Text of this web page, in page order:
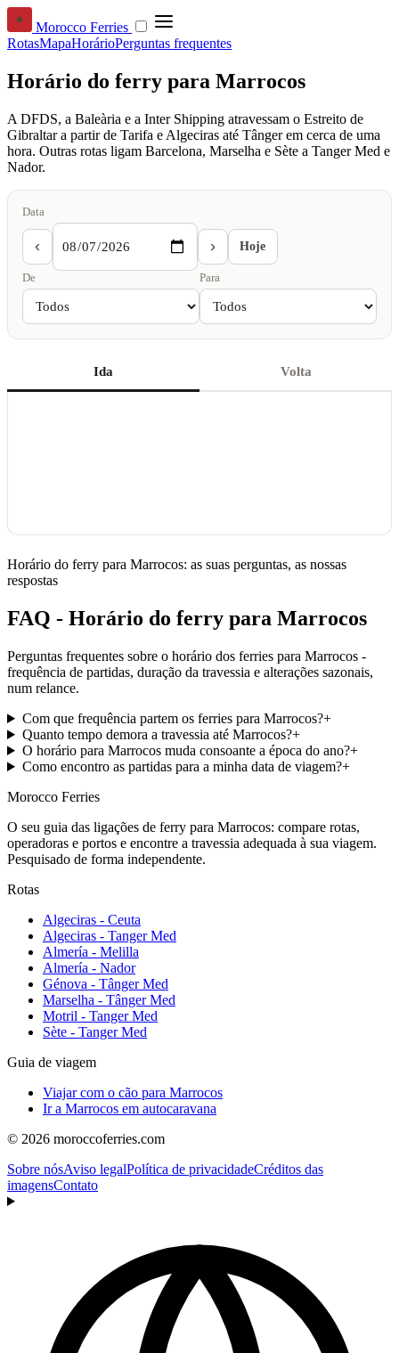
Morocco Ferries
RotasMapaHorárioPerguntas frequentes
Horário do ferry para Marrocos
A DFDS, a Baleària e a Inter Shipping atravessam o Estreito de
Gibraltar a partir de Tarifa e Algeciras até Tânger em cerca de uma
hora. Outras rotas ligam Barcelona, Marselha e Sète a Tanger Med e
Nador.
Data
‹ › Hoje
De Para
Ida Volta
Horário do ferry para Marrocos: as suas perguntas, as nossas
respostas
FAQ - Horário do ferry para Marrocos
Perguntas frequentes sobre o horário dos ferries para Marrocos -
frequência de partidas, duração da travessia e alterações sazonais,
num relance.
Com que frequência partem os ferries para Marrocos?+
Quanto tempo demora a travessia até Marrocos?+
O horário para Marrocos muda consoante a época do ano?+
Como encontro as partidas para a minha data de viagem?+
Morocco Ferries
O seu guia das ligações de ferry para Marrocos: compare rotas,
operadoras e portos e encontre a travessia adequada à sua viagem.
Pesquisado de forma independente.
Rotas
Algeciras - Ceuta
Algeciras - Tanger Med
Almería - Melilla
Almería - Nador
Génova - Tânger Med
Marselha - Tânger Med
Motril - Tanger Med
Sète - Tanger Med
Guia de viagem
Viajar com o cão para Marrocos
Ir a Marrocos em autocaravana
© 2026 moroccoferries.com
Sobre nósAviso legalPolítica de privacidadeCréditos das
imagensContato